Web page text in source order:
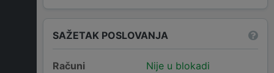
SAŽETAK POSLOVANJA
Računi
Nije u blokadi